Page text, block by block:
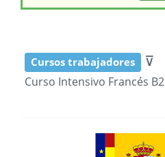
Cursos trabajadores ⊽
Curso Intensivo Francés B2